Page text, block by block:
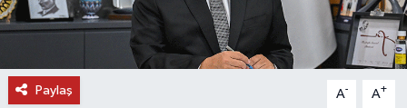
Paylaş A- A+
VİDEO HABERLER
YAZARLAR